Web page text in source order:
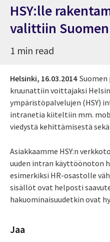
HSY:lle
valittiin
1 min read
Helsinki, 16.03.2014
kruunattiin voittajaksi
ympäristöpalvelujen (HSY)
intranetia kiiteltiin mm.
viedystä kehittämisestä
Asiakkaamme HSY:n
uuden intran käyttöönoton
esimerkiksi HR-osastolle
sisällöt ovat helposti
hakuominaisuudetkin ovat
Jaa